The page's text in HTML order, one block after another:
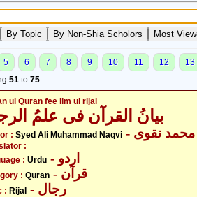
5 6 7 8 9 10 11 12
13
51 to 75
ul Quran fee ilm ul rijal
بیانُ القرآن فی علمُ
: Syed Ali Muhammad Naqvi محمد نقوی
:
: Urdu - اردو
: Quran - قرآن
: Rijal - رجال